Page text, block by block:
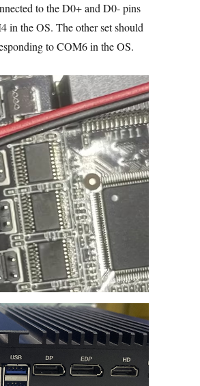
to the D0+ and D0- pins
in the OS. The other set should
to COM6 in the OS.